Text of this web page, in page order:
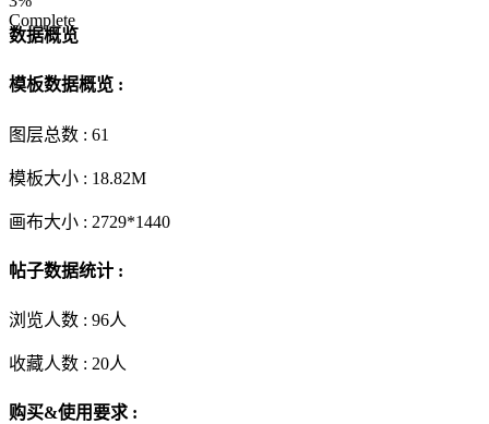
Complete
数据概览
模板数据概览 :
图层总数 : 61
模板大小 : 18.82M
画布大小 : 2729*1440
帖子数据统计 :
浏览人数 : 96人
收藏人数 : 20人
购买&使用要求 :